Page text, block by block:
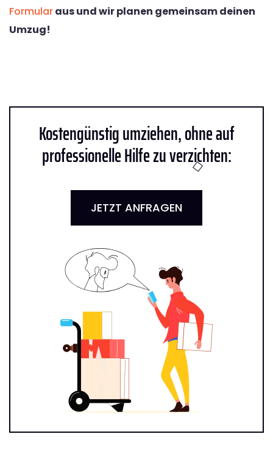
Formularaus und wir planen gemeinsam deinen
Umzug!
Kostengünstig umziehen, ohne auf
professionelle Hilfe zu verzichten:
JETZT ANFRAGEN